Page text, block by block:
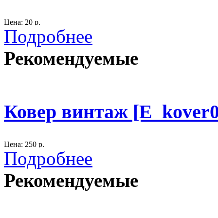
Цена: 20 р.
Размер: длина 290 см., ширина 47 см.
материал: вуаль
Подробнее
Рекомендуемые
Ковер винтаж
Цена: 250 р.
Размер: длина 145 м., ширина - 80 м.
материал: хлопок 100%.
Подробнее
Рекомендуемые